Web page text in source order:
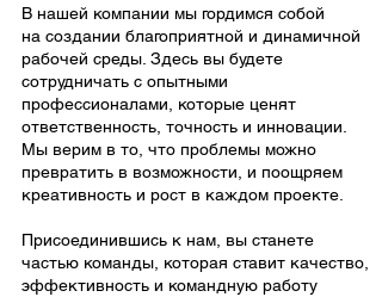
В нашей компании мы гордимся собой
на создании благоприятной и динамичной
рабочей среды. Здесь вы будете
сотрудничать с опытными
профессионалами, которые ценят
ответственность, точность и инновации.
Мы верим в то, что проблемы можно
превратить в возможности, и поощряем
креативность и рост в каждом проекте.
Присоединившись к нам, вы станете
частью команды, которая ставит качество,
эффективность и командную работу